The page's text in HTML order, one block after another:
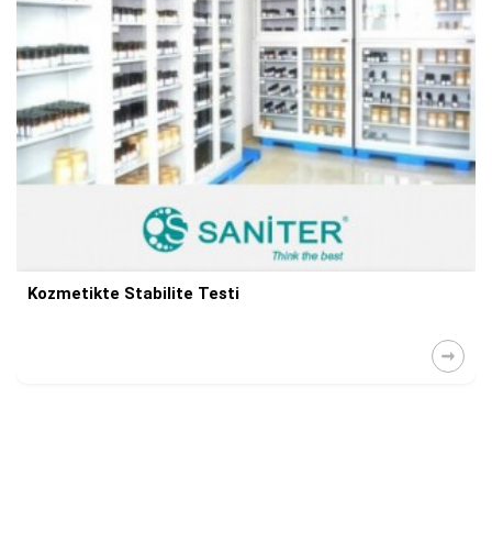
Kozmetikte Stabilite Testi